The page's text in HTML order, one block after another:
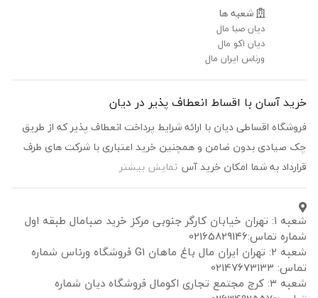
شعبه ها
دیان صبا مال
دیان اکو مال
ورناس ایران مال
خرید آسان با اقساط انعطاف پذیر در دیان
فروشگاه اقساطی دیان با ارائه شرایط پرداخت انعطاف پذیر که از طریق
چک صیادی بدون ضامن و همچنین خرید اعتباری با شرکت های طرف
قرارداد به شما امکان خرید آس نمایش بیشتر
شعبه ۱: تهران خیابان کارگر جنوبی مرکز خرید صبامال طبقه اول
شماره تماس:02165829146
شعبه ۲: تهران ایران مال باغ ماهان G1 فروشگاه ورناس شماره
تماس: 02147673133
شعبه ۳: کرج مجتمع تجاری اکومال فروشگاه دیان شماره